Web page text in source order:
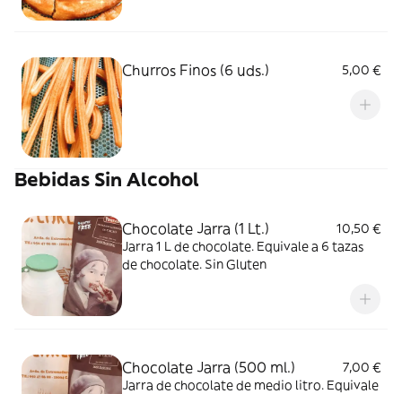
Churros Finos (6 uds.) 5,00 €
Bebidas Sin Alcohol
Chocolate Jarra (1 Lt.)
10,50 €
Jarra 1 L de chocolate. Equivale a 6 tazas
de chocolate. Sin Gluten
Chocolate Jarra (500 ml.)
7,00 €
Jarra de chocolate de medio litro. Equivale